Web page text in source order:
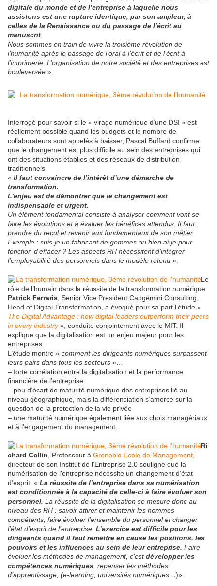
digitale du monde et de l’entreprise à laquelle nous
assistons est une rupture identique, par son ampleur, à
celles de la Renaissance ou du passage de l’écrit au
manuscrit
Nous sommes en train de vivre la troisième révolution de
l’humanité après le passage de l’oral à l’écrit et de l’écrit à
l’imprimerie. L’organisation de notre société et des entreprises est
bouleversée ».
Interrogé pour savoir si le « virage numérique d’une DSI » est
réellement possible quand les budgets et le nombre de
collaborateurs sont appelés à baisser, Pascal Buffard confirme
que le changement est plus difficile au sein des entreprises qui
ont des situations établies et des réseaux de distribution
traditionnels.
« Il faut convaincre de l’intérêt d’une démarche de
transformation.
L’enjeu est de démontrer que le changement est
indispensable et urgent.
Un élément fondamental consiste à analyser comment vont se
faire les évolutions et à évaluer les bénéfices attendus. Il faut
prendre du recul et revenir aux fondamentaux de son métier.
Exemple : suis-je un fabricant de gommes ou bien ai-je pour
fonction d’effacer ? Les aspects RH nécessitent d’intégrer
l’employabilité des personnels dans le modèle retenu ».
Le
rôle de l’humain dans la réussite de la transformation numérique
Patrick Ferraris , Senior Vice President Capgemini Consulting,
Head of Digital Transformation, a évoqué pour sa part l’étude «
The Digital Advantage : how digital leaders outperform their peers
in every industry», conduite conjointement avec le MIT. Il
explique que la digitalisation est un enjeu majeur pour les
entreprises.
L’étude montre « comment les dirigeants numériques surpassent
leurs pairs dans tous les secteurs »…
– forte corrélation entre la digitalisation et la performance
financière de l’entreprise
– peu d’écart de maturité numérique des entreprises lié au
niveau géographique, mais la différenciation s’amorce sur la
question de la protection de la vie privée
– une maturité numérique également liée aux choix managériaux
et à l’engagement du management.
Ri
chard Collin , Professeur à Grenoble Ecole de Management
directeur de son Institut de l’Entreprise 2.0 souligne que la
numérisation de l’entreprise nécessite un changement d‘état
d’esprit. « La réussite de l’entreprise dans sa numérisation
est conditionnée à la capacité de celle-ci à faire évoluer son
personnel. La réussite de la digitalisation se mesure donc au
niveau des RH : savoir attirer et maintenir les hommes
compétents, faire évoluer l’ensemble du personnel et changer
l’état d’esprit de l’entreprise. L’exercice est difficile pour les
dirigeants quand il faut remettre en cause les positions, les
pouvoirs et les influences au sein de leur entreprise. Faire
évoluer les méthodes de management, c’estdévelopper les
compétences numériques , repenser les méthodes
d’apprentissage, (e-learning, universités numériques…)».